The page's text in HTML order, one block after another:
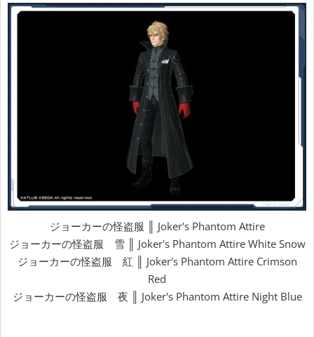
ジョーカーの怪盗服 ║ Joker's Phantom Attire
ジョーカーの怪盗服 雪 ║ Joker's Phantom Attire White Snow
ジョーカーの怪盗服 紅 ║ Joker's Phantom Attire Crimson
Red
ジョーカーの怪盗服 夜 ║ Joker's Phantom Attire Night Blue